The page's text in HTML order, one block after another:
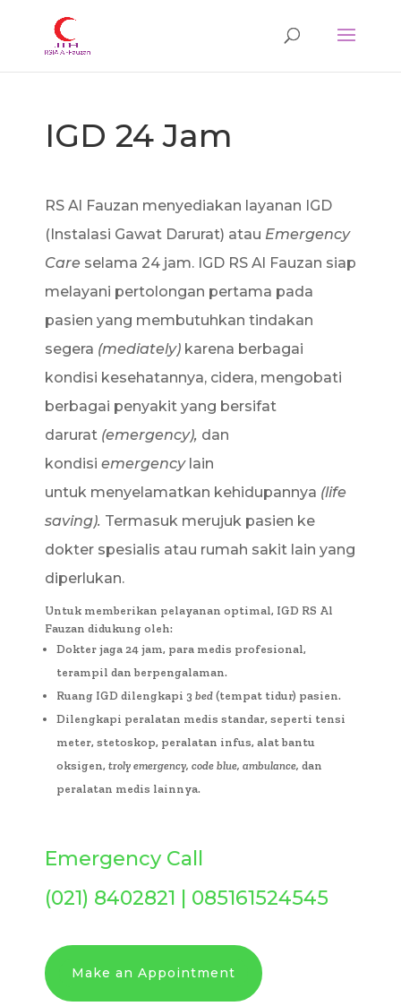
IGD 24 Jam
RS Al Fauzan menyediakan layanan IGD
(Instalasi Gawat Darurat) atau Emergency
Care selama 24 jam. IGD RS Al Fauzan siap
melayani pertolongan pertama pada
pasien yang membutuhkan tindakan
segera (mediately) karena berbagai
kondisi kesehatannya, cidera, mengobati
berbagai penyakit yang bersifat
darurat (emergency), dan
kondisi emergencylain
untuk menyelamatkan kehidupannya (life
saving). Termasuk merujuk pasien ke
dokter spesialis atau rumah sakit lain yang
diperlukan.
Untuk memberikan pelayanan optimal, IGD RS Al
Fauzan didukung oleh:
Dokter jaga 24 jam, para medis profesional,
terampil dan berpengalaman.
Ruang IGD dilengkapi 3 bed (tempat tidur) pasien.
Dilengkapi peralatan medis standar, seperti tensi
meter, stetoskop, peralatan infus, alat bantu
oksigen, troly emergency, code blue, ambulance, dan
peralatan medis lainnya.
Emergency Call
(021) 8402821 | 085161524545
Make an Appointment